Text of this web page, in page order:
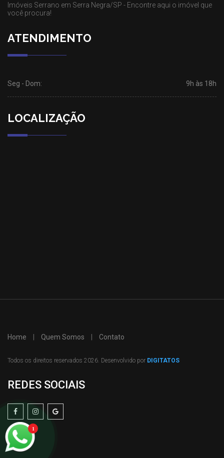
Imóveis Serrano em Serra Negra/SP - Encontre aqui o imóvel que
você procura!
ATENDIMENTO
Seg - Dom: 9h às 18h
LOCALIZAÇÃO
Home Quem Somos Contato
Todos os direitos reservados 2026. Desenvolvido por DIGITATOS
REDES SOCIAIS
1